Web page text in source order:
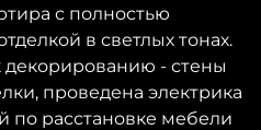
с полностью
в светлых тонах.
декорированию - стены
проведена электрика
по расстановке мебели